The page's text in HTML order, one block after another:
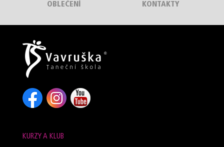
OBLEČENÍ
KONTAKTY
KURZY A KLUB